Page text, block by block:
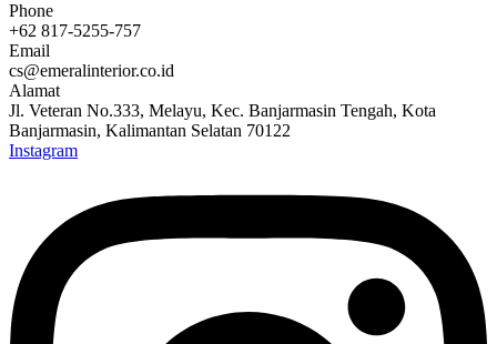
Phone
+62 817-5255-757
Email
cs@emeralinterior.co.id
Alamat
Jl. Veteran No.333, Melayu, Kec. Banjarmasin Tengah, Kota
Banjarmasin, Kalimantan Selatan 70122
Instagram